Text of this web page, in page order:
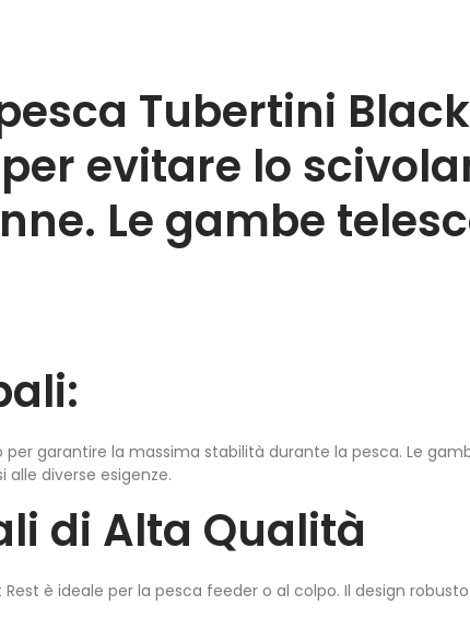
Tubertini
evitare lo
Le gambe
garantire la massima stabilità durante la pesca. Le
diverse esigenze.
di Alta Qualità
è ideale per la pesca feeder o al colpo. Il design